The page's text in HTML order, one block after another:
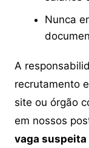
Nunca
A
recrutamento
site ou órgão
em nossos
vaga